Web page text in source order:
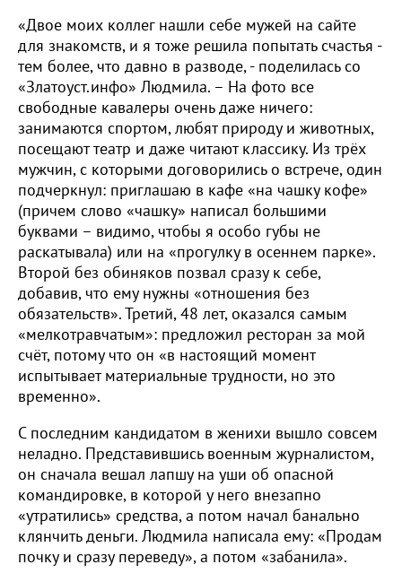
«Двое моих коллег нашли себе мужей на сайте
для знакомств, и я тоже решила попытать счастья -
тем более, что давно в разводе, - поделилась со
«Златоуст.инфо» Людмила. – На фото все
свободные кавалеры очень даже ничего:
занимаются спортом, любят природу и животных,
посещают театр и даже читают классику. Из трёх
мужчин, с которыми договорились о встрече, один
подчеркнул: приглашаю в кафе «на чашку кофе»
(причем слово «чашку» написал большими
буквами – видимо, чтобы я особо губы не
раскатывала) или на «прогулку в осеннем парке».
Второй без обиняков позвал сразу к себе,
добавив, что ему нужны «отношения без
обязательств». Третий, 48 лет, оказался самым
«мелкотравчатым»: предложил ресторан за мой
счёт, потому что он «в настоящий момент
испытывает материальные трудности, но это
временно».
С последним кандидатом в женихи вышло совсем
неладно. Представившись военным журналистом,
он сначала вешал лапшу на уши об опасной
командировке, в которой у него внезапно
«утратились» средства, а потом начал банально
клянчить деньги. Людмила написала ему: «Продам
почку и сразу переведу», а потом «забанила».